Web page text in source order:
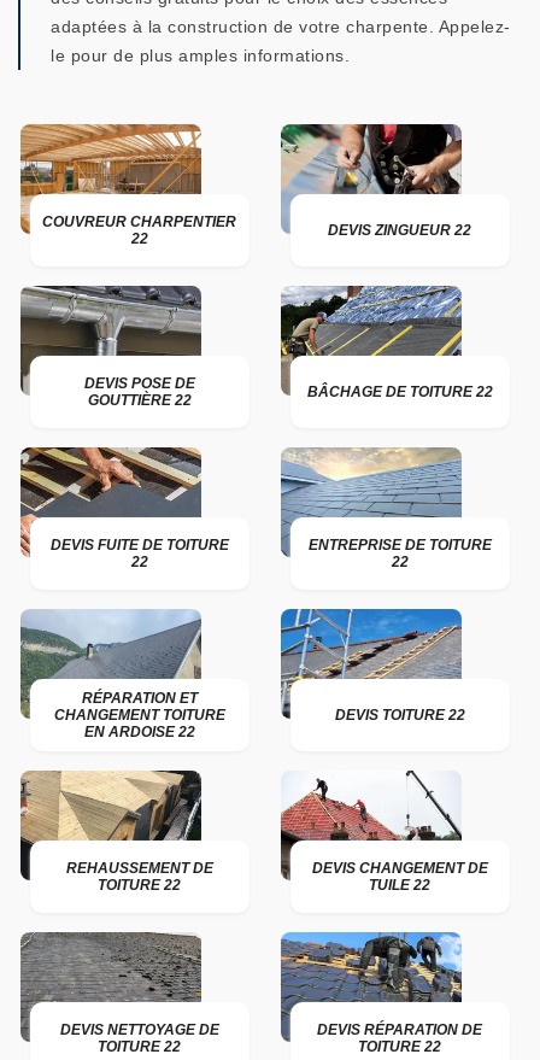
adaptées à la construction de votre charpente. Appelez-
le pour de plus amples informations.
COUVREUR CHARPENTIER
22
DEVIS ZINGUEUR 22
DEVIS POSE DE
GOUTTIÈRE 22
BÂCHAGE DE TOITURE 22
DEVIS FUITE DE TOITURE
22
ENTREPRISE DE TOITURE
22
RÉPARATION ET
CHANGEMENT TOITURE
EN ARDOISE 22
DEVIS TOITURE 22
REHAUSSEMENT DE
TOITURE 22
DEVIS CHANGEMENT DE
TUILE 22
DEVIS NETTOYAGE DE
TOITURE 22
DEVIS RÉPARATION DE
TOITURE 22